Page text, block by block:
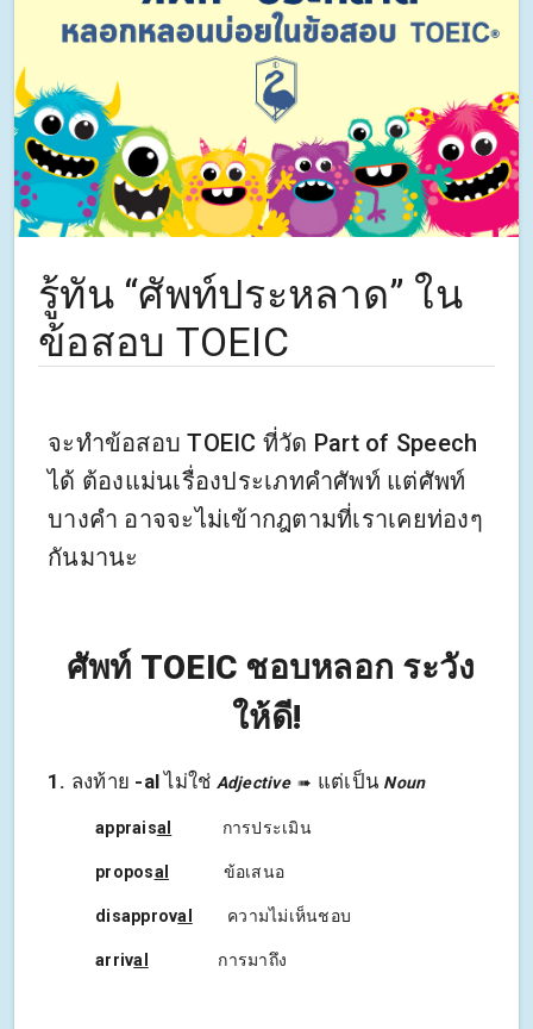
รู้ทัน “ศัพท์ประหลาด” ใน
ข้อสอบ TOEIC
จะทำข้อสอบ TOEIC ที่วัด Part of Speech
ได้ ต้องแม่นเรื่องประเภทคำศัพท์ แต่ศัพท์
บางคำ อาจจะไม่เข้ากฎตามที่เราเคยท่องๆ
กันมานะ
ศัพท์ TOEIC ชอบหลอก ระวัง
ให้ดี!
1 . ลงท้าย -alไม่ใช่ Adjective ➠ แต่เป็น Noun
appraisal การประเมิน
proposal ข้อเสนอ
disapproval ความไม่เห็นชอบ
arrival การมาถึง